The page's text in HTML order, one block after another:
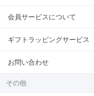
会員サービスについて
ギフトラッピングサービス
お問い合わせ
その他